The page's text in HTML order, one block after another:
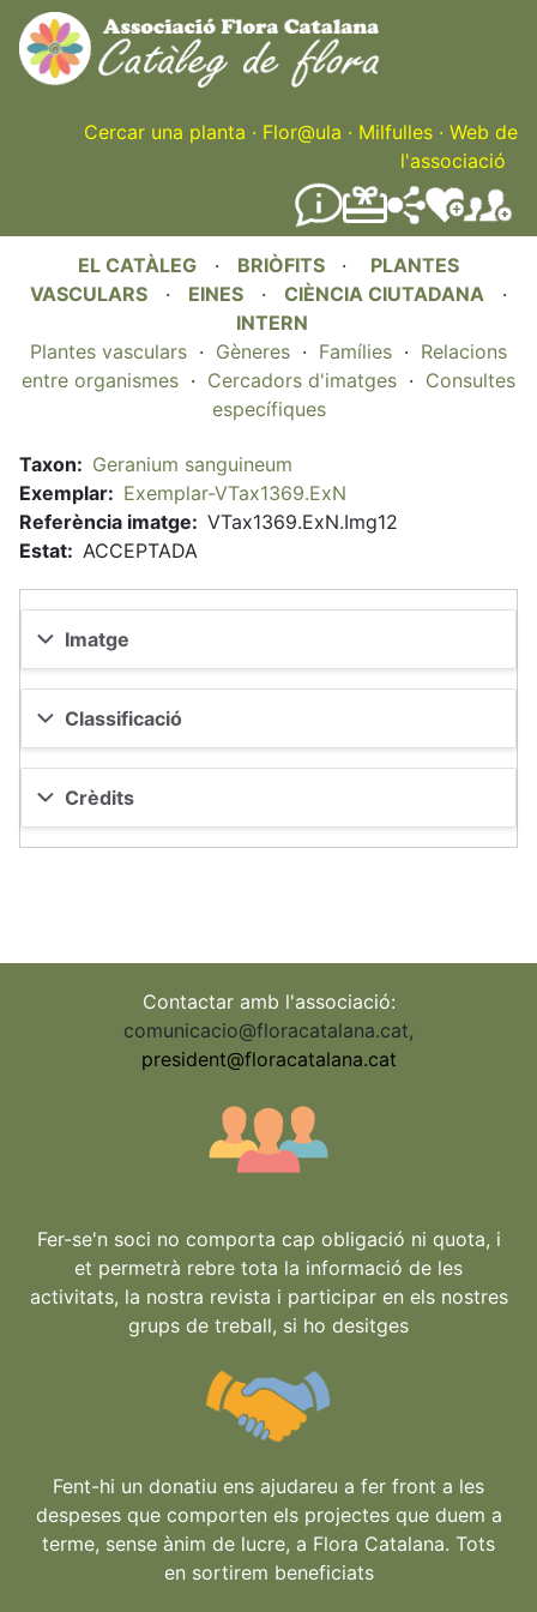
Skip
to
main
content
Cercar una planta · Flor@ula · Milfulles · Web de
l'associació
EL CATÀLEG · BRIÒFITS · PLANTES
VASCULARS · EINES · CIÈNCIA CIUTADANA ·
INTERN
Plantes vasculars · Gèneres · Famílies · Relacions
entre organismes · Cercadors d'imatges · Consultes
específiques
Taxon
Geranium sanguineum
Exemplar
Exemplar-VTax1369.ExN
Referència imatge
VTax1369.ExN.Img12
Estat
ACCEPTADA
Imatge
Classificació
Crèdits
Contactar amb l'associació:
comunicacio@floracatalana.cat,
president@floracatalana.cat
Fer-se'n soci no comporta cap obligació ni quota, i
et permetrà rebre tota la informació de les
activitats, la nostra revista i participar en els nostres
grups de treball, si ho desitges
Fent-hi un donatiu ens ajudareu a fer front a les
despeses que comporten els projectes que duem a
terme, sense ànim de lucre, a Flora Catalana. Tots
en sortirem beneficiats